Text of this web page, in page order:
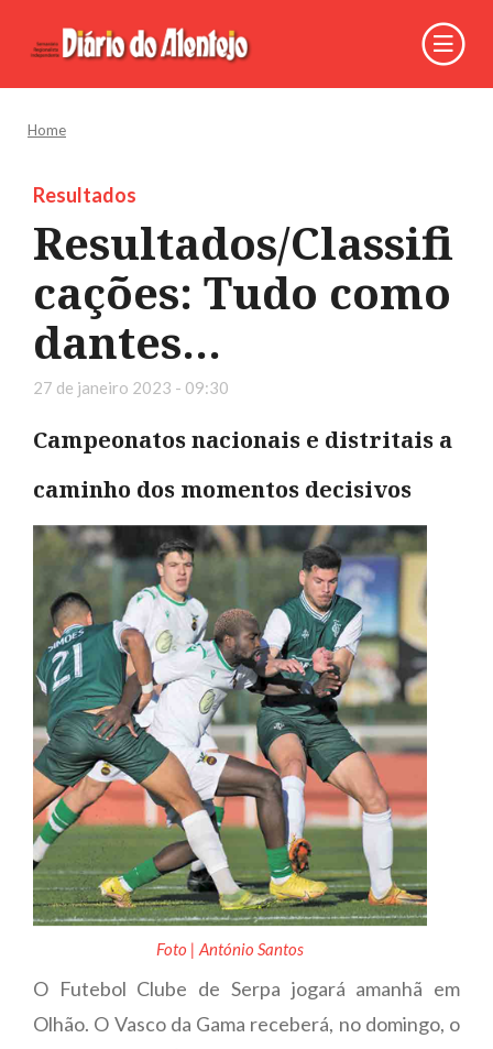
Home
Resultados
Resultados/Classifi
cações: Tudo como
dantes...
27 de janeiro 2023 - 09:30
Campeonatos nacionais e distritais a
caminho dos momentos decisivos
Foto | António Santos
O Futebol Clube de Serpa jogará amanhã em
Olhão. O Vasco da Gama receberá, no domingo, o